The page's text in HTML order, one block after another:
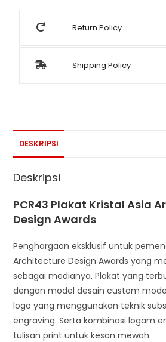
Return Policy
Shipping Policy
DESKRIPSI
Deskripsi
PCR43 Plakat Kristal Asia
Design Awards
Penghargaan eksklusif untuk
Architecture Design Awards yang
sebagai medianya. Plakat yang
dengan model desain custom
logo yang menggunakan teknik
engraving. Serta kombinasi logam
tulisan print untuk kesan mewah.